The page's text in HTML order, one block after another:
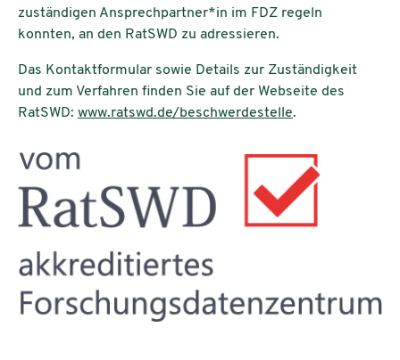
zuständigen Ansprechpartner*in im FDZ regeln
konnten, an den RatSWD zu adressieren.
Das Kontaktformular sowie Details zur Zuständigkeit
und zum Verfahren finden Sie auf der Webseite des
RatSWD: www.ratswd.de/beschwerdestelle.